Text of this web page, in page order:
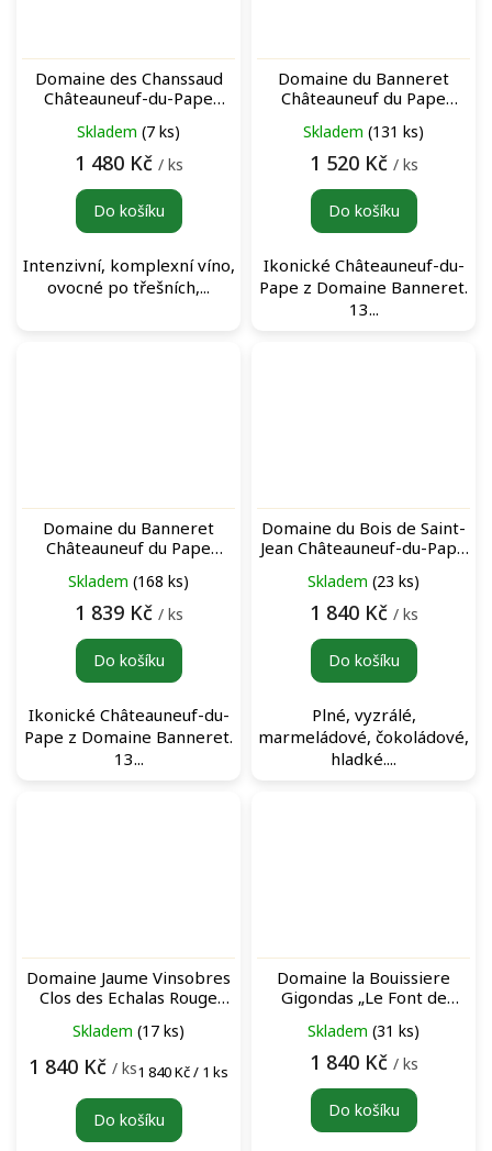
Domaine des Chanssaud
Châteauneuf-du-Pape
Skladem (7 ks)
1 480 Kč / ks
Do košíku
Intenzivní, komplexní víno,
ovocné po třešních,...
Domaine du Banneret
Châteauneuf du Pape
Skladem (131 ks)
1 520 Kč / ks
Do košíku
Ikonické Châteauneuf-du-
Pape z Domaine Banneret.
13...
Domaine du Banneret
Châteauneuf du Pape
Skladem (168 ks)
1 839 Kč / ks
Do košíku
Ikonické Châteauneuf-du-
Pape z Domaine Banneret.
13...
Domaine du Bois de Saint-
Jean Châteauneuf-du-Pape
Skladem (23 ks)
1 840 Kč / ks
Do košíku
Plné, vyzrálé,
marmeládové, čokoládové,
hladké....
Domaine Jaume Vinsobres
Clos des Echalas Rouge
Skladem (17 ks)
1 840 Kč / ksMěrná
1 840 Kč / 1 ks
Do košíku
Domaine la Bouissiere
Gigondas „Le Font de
Skladem (31 ks)
1 840 Kč / ks
Do košíku